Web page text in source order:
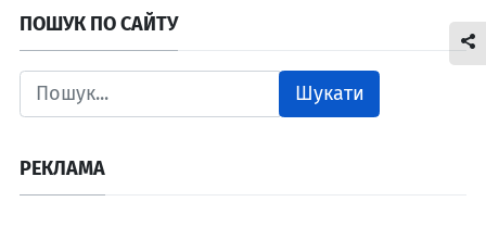
ПОШУК ПО САЙТУ
Шукати
РЕКЛАМА